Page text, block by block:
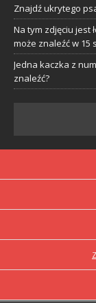
Znajdź ukrytego
Na tym zdjęciu jest
może znaleźć w 15
Jedna kaczka z
znaleźć?